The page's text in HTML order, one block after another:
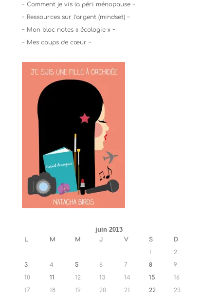
~ Comment je vis la péri ménopause ~
~ Ressources sur l’argent (mindset) ~
~ Mon bloc notes « écologie » ~
~ Mes coups de cœur ~
juin 2013
L M M J V S
D
1
2
3
4 5 6 7 8
9
10
11 12 13 14 15
16
17
18 19 20 21 22 23